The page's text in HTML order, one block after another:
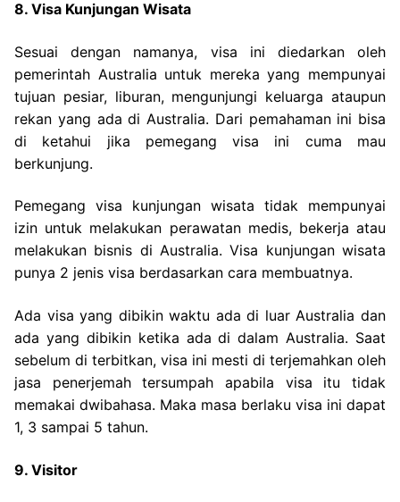
8. Visa Kunjungan Wisata
Sesuai dengan namanya, visa ini diedarkan oleh
pemerintah Australia untuk mereka yang mempunyai
tujuan pesiar, liburan, mengunjungi keluarga ataupun
rekan yang ada di Australia. Dari pemahaman ini bisa
di ketahui jika pemegang visa ini cuma mau
berkunjung.
Pemegang visa kunjungan wisata tidak mempunyai
izin untuk melakukan perawatan medis, bekerja atau
melakukan bisnis di Australia. Visa kunjungan wisata
punya 2 jenis visa berdasarkan cara membuatnya.
Ada visa yang dibikin waktu ada di luar Australia dan
ada yang dibikin ketika ada di dalam Australia. Saat
sebelum di terbitkan, visa ini mesti di terjemahkan oleh
jasa penerjemah tersumpah apabila visa itu tidak
memakai dwibahasa. Maka masa berlaku visa ini dapat
1, 3 sampai 5 tahun.
9. Visitor